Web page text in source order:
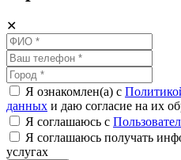
✕
Я ознакомлен(а) с
данных и даю согласие на их
Я соглашаюсь c
Я соглашаюсь получать
услугах